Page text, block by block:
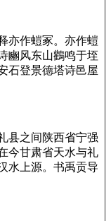
亦作螘冢。亦作螘
豳风东山鸛鸣于垤
石登景德塔诗邑屋
县之间陕西省宁强
今甘肃省天水与礼
水上源。书禹贡导